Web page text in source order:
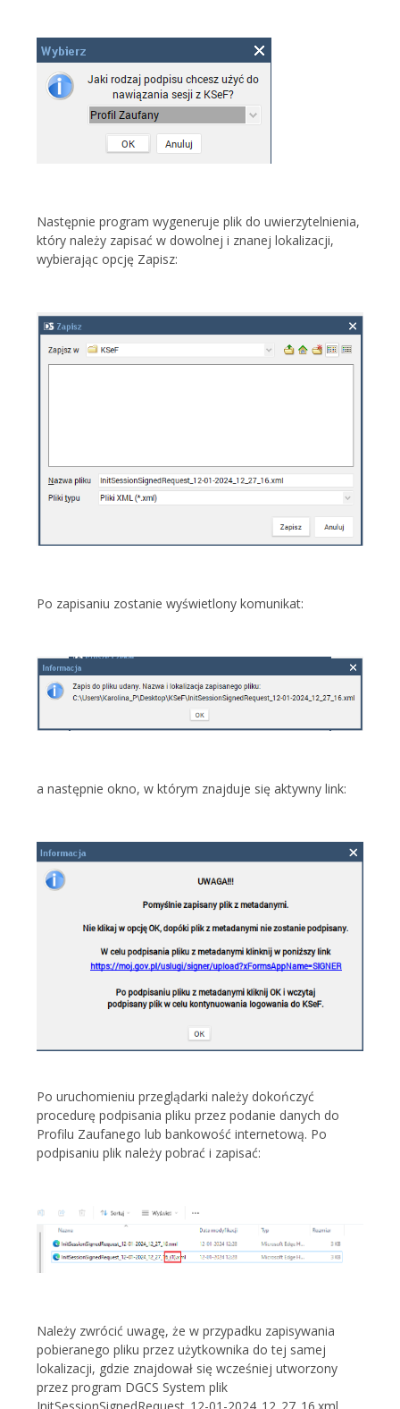
Następnie program wygeneruje plik do uwierzytelnienia,
który należy zapisać w dowolnej i znanej lokalizacji,
wybierając opcję Zapisz:
Po zapisaniu zostanie wyświetlony komunikat:
a następnie okno, w którym znajduje się aktywny link:
Po uruchomieniu przeglądarki należy dokończyć
procedurę podpisania pliku przez podanie danych do
Profilu Zaufanego lub bankowość internetową. Po
podpisaniu plik należy pobrać i zapisać:
Należy zwrócić uwagę, że w przypadku zapisywania
pobieranego pliku przez użytkownika do tej samej
lokalizacji, gdzie znajdował się wcześniej utworzony
przez program DGCS System plik